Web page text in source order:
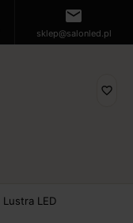
mail
sklep@salonled.pl
favorite_border
Lustra LED